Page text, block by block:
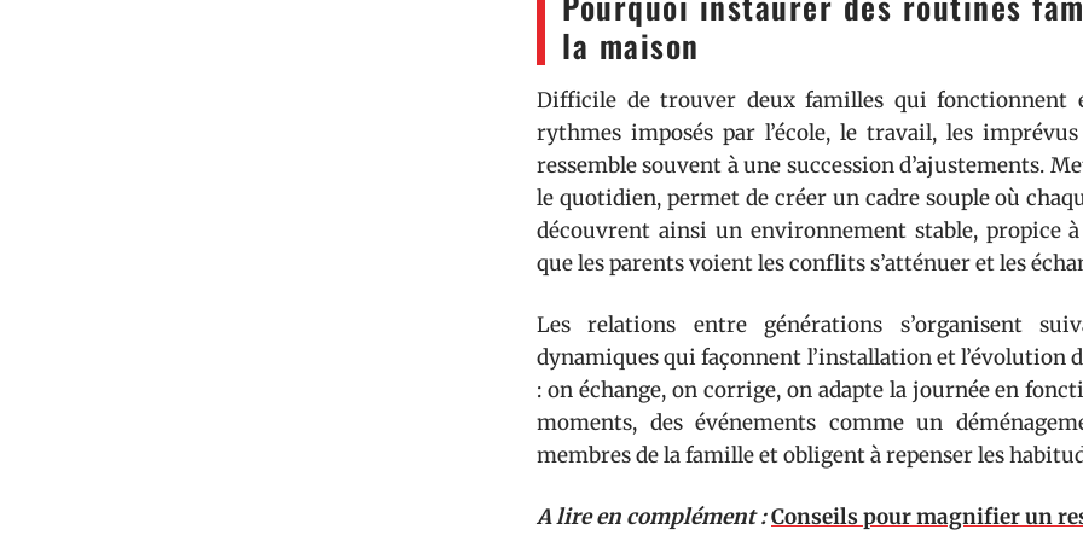
la maison
Difficile de trouver deux familles qui fonctionnent
rythmes imposés par l’école, le travail, les
ressemble souvent à une succession d’ajustements.
le quotidien, permet de créer un cadre souple où
découvrent ainsi un environnement stable, propice à
que les parents voient les conflits s’atténuer et les
Les relations entre générations s’organisent
dynamiques qui façonnent l’installation et l’évolution
: on échange, on corrige, on adapte la journée en
moments, des événements comme un
membres de la famille et obligent à repenser les
A lire en complément :Conseils pour magnifier un